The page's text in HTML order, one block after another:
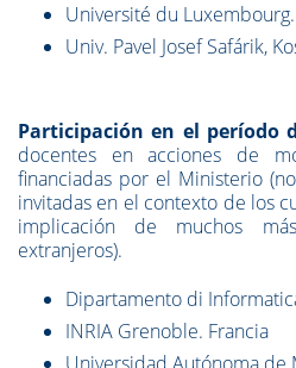
Université du
Univ. Pavel Josef Safárik,
Participación en el período
docentes en acciones de
financiadas por el Ministerio
invitadas en el contexto de los
implicación de muchos
extranjeros).
Dipartamento di
INRIA Grenoble. Francia